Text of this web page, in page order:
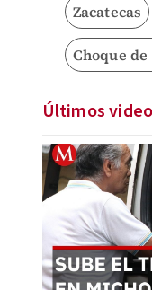
Zacatecas
Choque
Últimos